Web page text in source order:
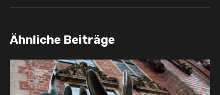
Ähnliche Beiträge